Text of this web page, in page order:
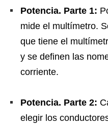
Potencia. Parte 1:
mide el multímetro.
que tiene el
y se definen las
corriente.
Potencia. Parte 2:
elegir los